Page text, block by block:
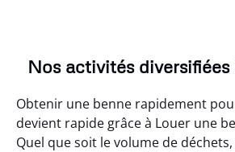
Nos activités diversifiées
Obtenir une benne rapidement
devient rapide grâce à Louer une
Quel que soit le volume de